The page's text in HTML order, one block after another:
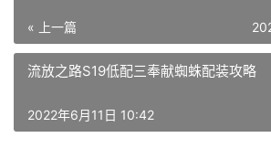
« 上一篇
流放之路S19低配三奉献蜘蛛配装攻略
2022年6月11日 10:42